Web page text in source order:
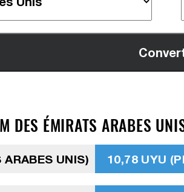
DES ÉMIRATS ARABES
ARABES UNIS) 10,78 UYU